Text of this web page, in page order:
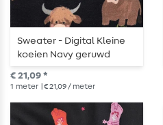
Sweater - Digital Kleine
koeien Navy geruwd
€ 21,09 *
1 meter | € 21,09 / meter